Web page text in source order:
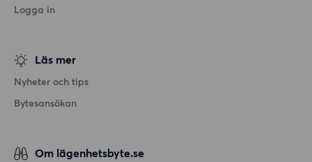
Logga in
Läs mer
Nyheter och tips
Bytesansökan
Om lägenhetsbyte.se